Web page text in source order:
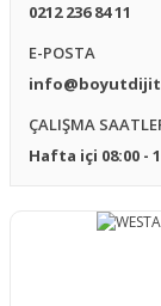
0212 236 84 11
E-POSTA
ÇALIŞMA
Hafta içi 08:00 -